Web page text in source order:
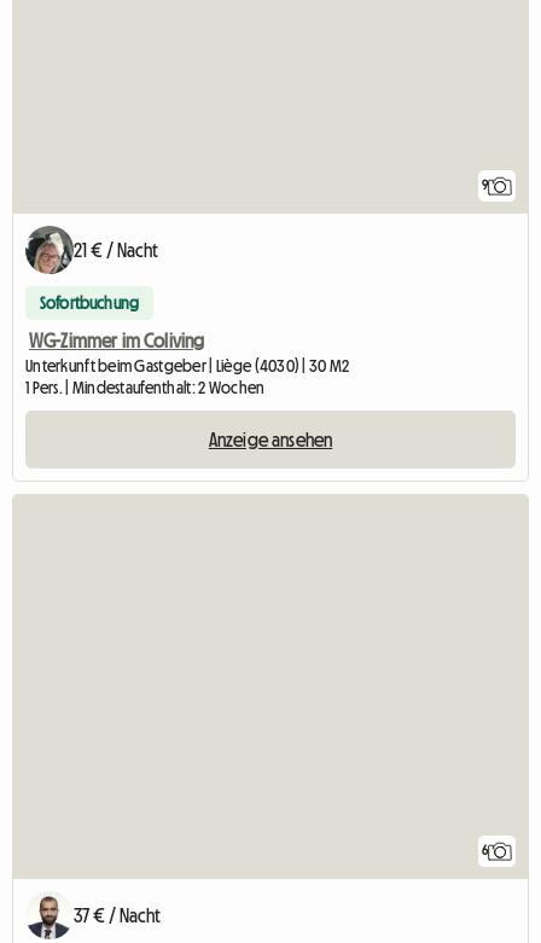
9
21 € / Nacht
Sofortbuchung
WG-Zimmer im Coliving
Unterkunft beim Gastgeber | Liège (4030) | 30 M2
1 Pers. | Mindestaufenthalt: 2 Wochen
Anzeige ansehen
6
37 € / Nacht